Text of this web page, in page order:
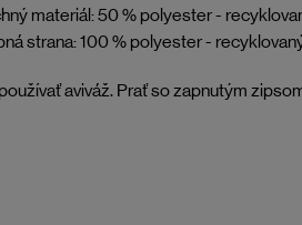
materiál: 50 % polyester -
strana: 100 % polyester -
aviváž. Prať so zapnutým